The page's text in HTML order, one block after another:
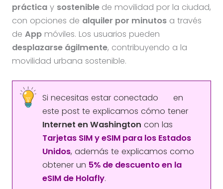
prácticay sostenible de movilidad por la ciudad,
con opciones de alquiler por minutosa través
de Appmóviles. Los usuarios pueden
desplazarse ágilmente, contribuyendo a la
movilidad urbana sostenible.
Si necesitas estar conectado
en
este post te explicamos cómo tener
Internet en Washington con las
Tarjetas SIM y eSIM para los Estados
Unidos, además te explicamos como
obtener un 5% de descuento en la
eSIM de Holafly.